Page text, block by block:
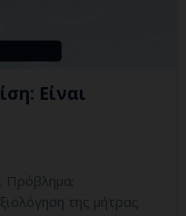
Είναι
Πρόβλημα;
της μήτρας